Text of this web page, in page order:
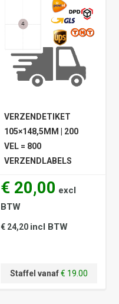
VERZENDETIKET
105×148,5MM | 200
VEL = 800
VERZENDLABELS
€ 20,00 excl
BTW
€ 24,20 incl BTW
Staffel vanaf€ 19.00